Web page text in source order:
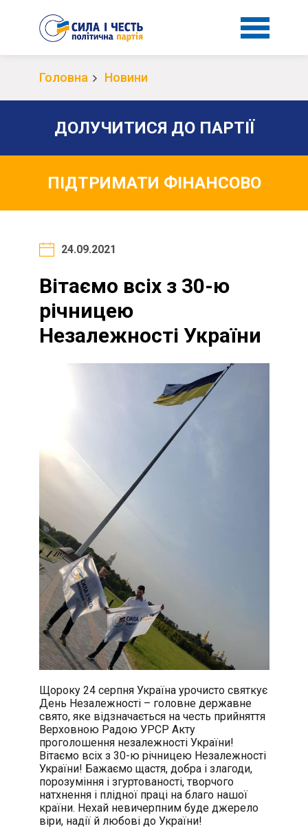
Головна Новини
ДОЛУЧИТИСЯ ДО ПАРТІЇ
ПІДТРИМАТИ ФІНАНСОВО
24.09.2021
Вітаємо всіх з 30-ю
річницею
Незалежності України
Щороку 24 серпня Україна урочисто святкує
День Незалежності – головне державне
свято, яке відзначається на честь прийняття
Верховною Радою УРСР Акту
проголошення незалежності України!
Вітаємо всіх з 30-ю річницею Незалежності
України! Бажаємо щастя, добра і злагоди,
порозуміння і згуртованості, творчого
натхнення і плідної праці на благо нашої
країни. Нехай невичерпним буде джерело
віри, надії й любові до України!